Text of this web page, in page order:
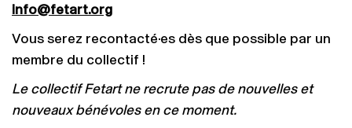
info@fetart.org
Vous serez recontacté·es dès que possible par un
membre du collectif !
Le collectif Fetart ne recrute pas de nouvelles et
nouveaux bénévoles en ce moment.